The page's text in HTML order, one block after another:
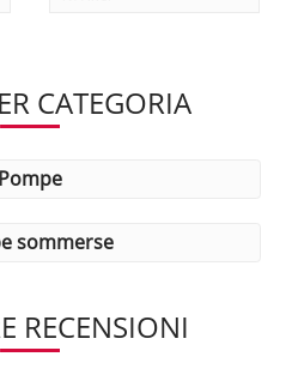
CATEGORIA
pompe
sommerse
RECENSIONI